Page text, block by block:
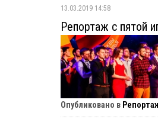
13.03.2019 14:58
Репортаж с пятой
Опубликовано в